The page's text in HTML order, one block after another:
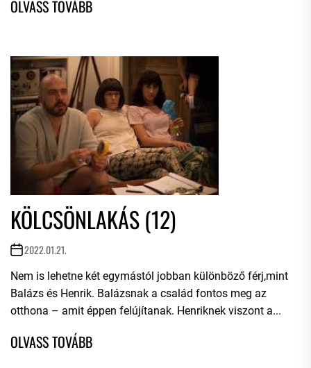
KÖLCSÖNLAKÁS (12)
2022.01.21.
Nem is lehetne két egymástól jobban különböző férj,mint
Balázs és Henrik. Balázsnak a család fontos meg az
otthona – amit éppen felújítanak. Henriknek viszont a...